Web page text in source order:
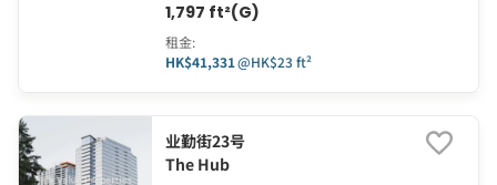
1,797 ft²(G)
租金:
HK$41,331@HK$23 ft²
业勤街23号
The Hub